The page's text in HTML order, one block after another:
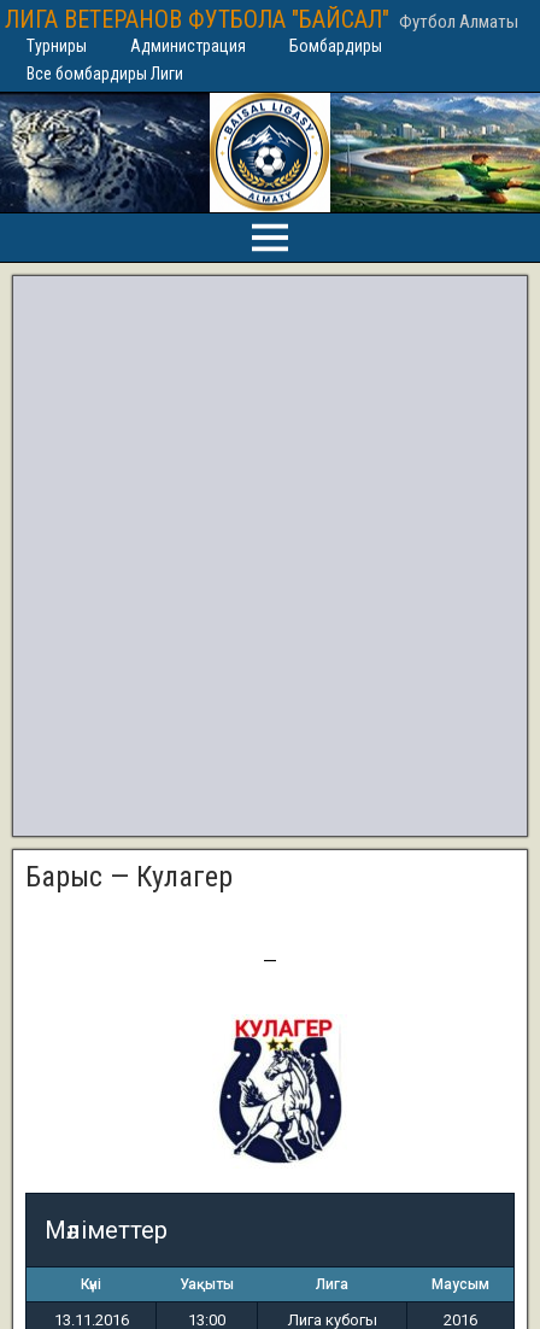
ЛИГА ВЕТЕРАНОВ ФУТБОЛА "БАЙСАЛ" Футбол Алматы
Турниры Администрация
Бомбардиры
Все бомбардиры Лиги
Барыс — Кулагер
—
Мәліметтер
Күні Уақыты Лига Маусым
13.11.2016 13:00 Лига кубогы 2016